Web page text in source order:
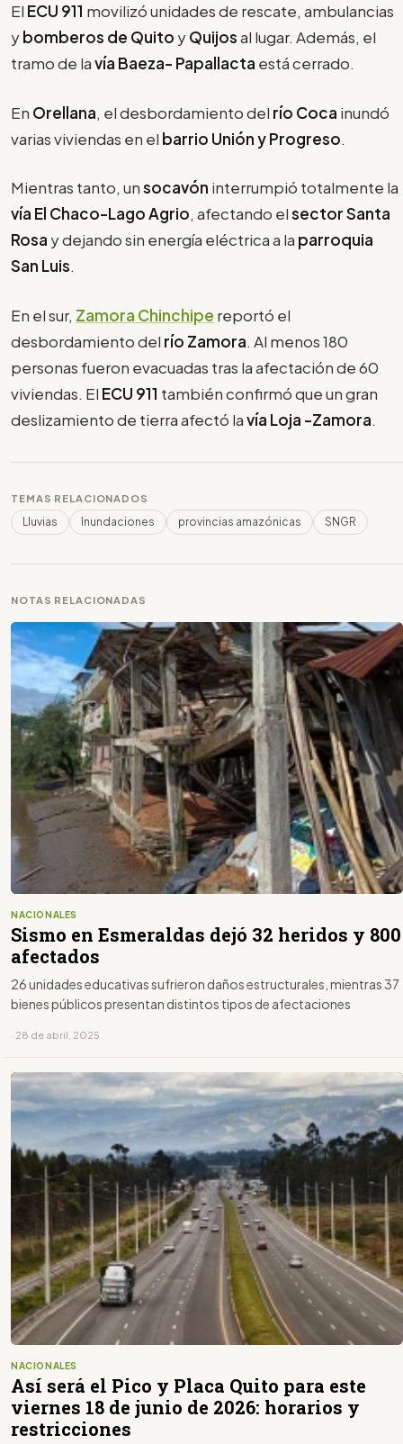
El ECU 911 movilizó unidades de rescate, ambulancias
ybomberos de Quito yQuijosal lugar. Además, el
tramo de lavía Baeza- Papallacta está cerrado.
En Orellana, el desbordamiento del río Coca inundó
varias viviendas en el barrio Unión y Progreso.
Mientras tanto, unsocavón interrumpió totalmente la
vía El Chaco-Lago Agrio, afectando elsector Santa
Rosa y dejando sin energía eléctrica a la parroquia
San Luis.
En el sur, Zamora Chinchipe reportó el
desbordamiento del río Zamora. Al menos 180
personas fueron evacuadas tras la afectación de 60
viviendas. El ECU 911 también confirmó que un gran
deslizamiento de tierra afectó lavía Loja -Zamora.
TEMAS RELACIONADOS
Lluvias Inundaciones provincias amazónicas SNGR
NOTAS RELACIONADAS
NACIONALES
Sismo en Esmeraldas dejó 32 heridos y 800
afectados
26 unidades educativas sufrieron daños estructurales, mientras 37
bienes públicos presentan distintos tipos de afectaciones
· 28 de abril, 2025
NACIONALES
Así será el Pico y Placa Quito para este
viernes 18 de junio de 2026: horarios y
restricciones